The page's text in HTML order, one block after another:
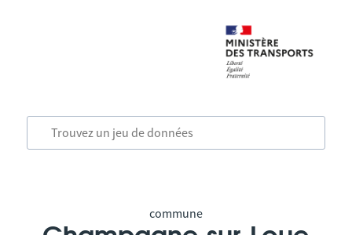
commune